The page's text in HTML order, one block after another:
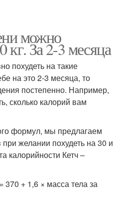
можно
кг. За 2-3 месяца
похудеть на такие
на это 2-3 месяца, то
постепенно. Например,
сколько калорий вам
формул, мы предлагаем
желании похудеть на 30 и
калорийности Кетч –
+ 1,6 × масса тела за